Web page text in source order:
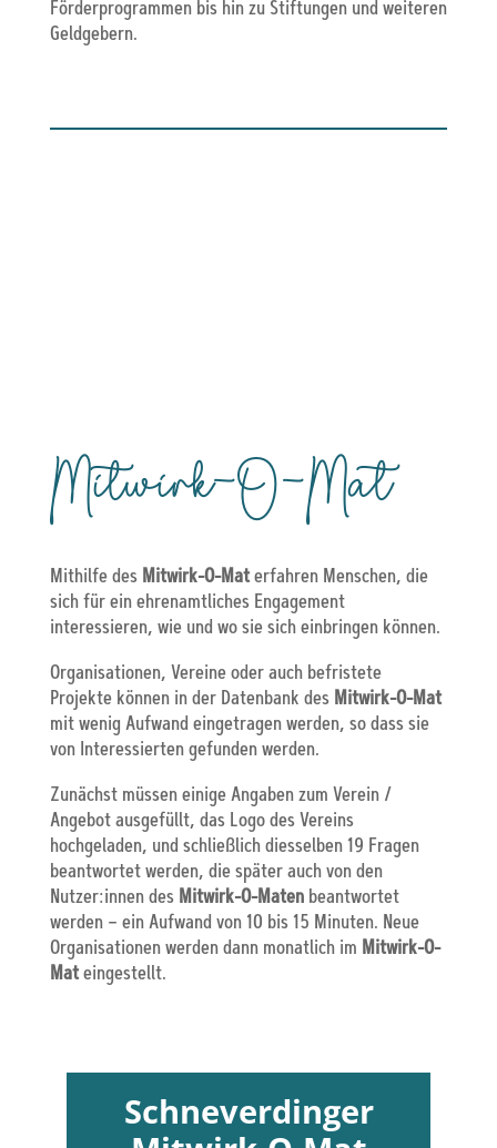
Förderprogrammen bis hin zu Stiftungen und weiteren
Geldgebern.
Mitwirk-O-Mat
Mithilfe des Mitwirk-O-Materfahren Menschen, die
sich für ein ehrenamtliches Engagement
interessieren, wie und wo sie sich einbringen können.
Organisationen, Vereine oder auch befristete
Projekte können in der Datenbank des Mitwirk-O-Mat
mit wenig Aufwand eingetragen werden, so dass sie
von Interessierten gefunden werden.
Zunächst müssen einige Angaben zum Verein /
Angebot ausgefüllt, das Logo des Vereins
hochgeladen, und schließlich diesselben 19 Fragen
beantwortet werden, die später auch von den
Nutzer:innen des Mitwirk-O-Matenbeantwortet
werden – ein Aufwand von 10 bis 15 Minuten. Neue
Organisationen werden dann monatlich im Mitwirk-O-
Mateingestellt.